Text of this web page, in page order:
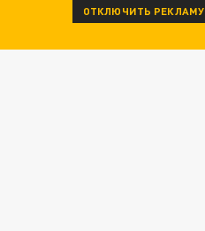
ОТКЛЮЧИТЬ РЕКЛАМУ